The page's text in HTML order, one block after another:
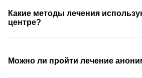
Какие методы лечения
центре?
Можно ли пройти лечение